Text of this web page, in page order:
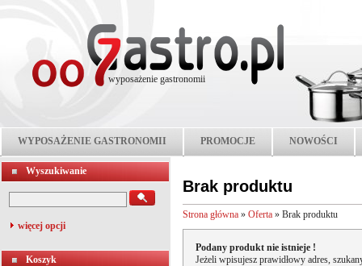
wyposażenie gastronomii
WYPOSAŻENIE GASTRONOMII PROMOCJE NOWOŚCI
Wyszukiwanie
więcej opcji
Koszyk
Brak produktu
Strona główna » Oferta » Brak produktu
Podany produkt nie istnieje !
Jeżeli wpisujesz prawidłowy adres,